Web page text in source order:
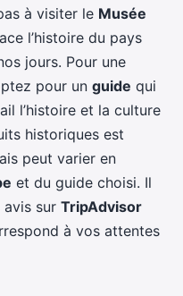
à visiter le Musée
l’histoire du pays
jours. Pour une
pour un guide qui
l’histoire et la culture
historiques est
peut varier en
et du guide choisi. Il
sur TripAdvisor
à vos attentes